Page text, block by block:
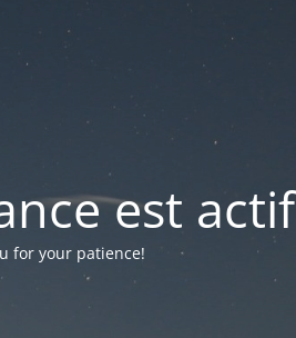
est actif
for your patience!